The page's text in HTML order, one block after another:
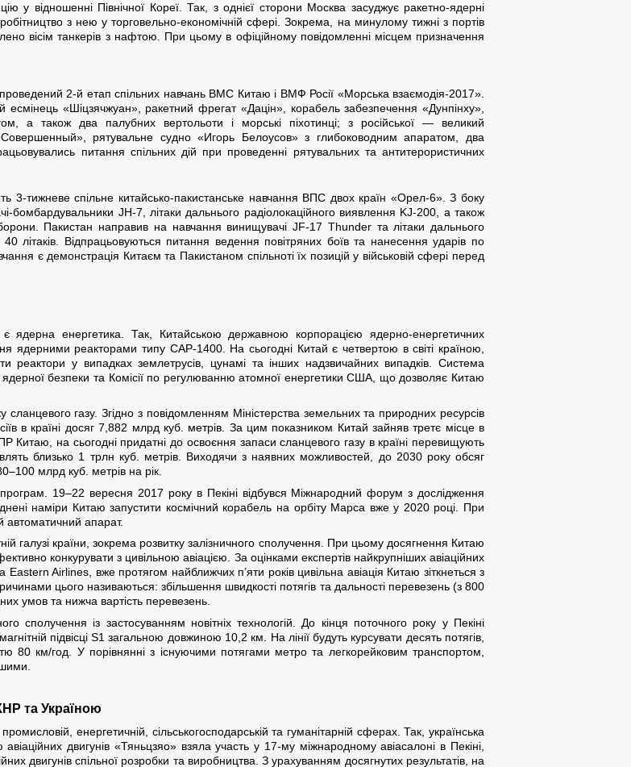
у відношенні Північної Кореї. Так, з однієї сторони Москва засуджує ракетно-ядерні
з нею у торговельно-економічній сфері. Зокрема, на минулому тижні з портів
вісім танкерів з нафтою. При цьому в офіційному повідомленні місцем призначення
2-й етап спільних навчань ВМС Китаю і ВМФ Росії «Морська взаємодія-2017».
есмінець «Шіцзячжуан», ракетний фрегат «Дацін», корабель забезпечення «Дунпінху»,
а також два палубних вертольоти і морські піхотинці; з російської — великий
рятувальне судно «Игорь Белоусов» з глибоководним апаратом, два
питання спільних дій при проведенні рятувальних та антитерористичних
3-тижневе спільне китайсько-пакистанське навчання ВПС двох країн «Орел-6». З боку
бомбардувальники JH-7, літаки дальнього радіолокаційного виявлення KJ-200, а також
Пакистан направив на навчання винищувачі JF-17 Thunder та літаки дальнього
літаків. Відпрацьовуються питання ведення повітряних боїв та нанесення ударів по
є демонстрація Китаєм та Пакистаном спільноті їх позицій у військовій сфері перед
ядерна енергетика. Так, Китайською державною корпорацією ядерно-енергетичних
ядерними реакторами типу САР-1400. На сьогодні Китай є четвертою в світі країною,
реактори у випадках землетрусів, цунамі та інших надзвичайних випадків. Система
безпеки та Комісії по регулюванню атомної енергетики США, що дозволяє Китаю
сланцевого газу. Згідно з повідомленням Міністерства земельних та природних ресурсів
в країні досяг 7,882 млрд куб. метрів. За цим показником Китай зайняв третє місце в
на сьогодні придатні до освоєння запаси сланцевого газу в країні перевищують
близько 1 трлн куб. метрів. Виходячи з наявних можливостей, до 2030 року обсяг
млрд куб. метрів на рік.
19–22 вересня 2017 року в Пекіні відбувся Міжнародний форум з дослідження
наміри Китаю запустити космічний корабель на орбіту Марса вже у 2020 році. При
апарат.
галузі країни, зокрема розвитку залізничного сполучення. При цьому досягнення Китаю
конкурувати з цивільною авіацією. За оцінками експертів найкрупніших авіаційних
Airlines, вже протягом найближчих п’яти років цивільна авіація Китаю зіткнеться з
цього називаються: збільшення швидкості потягів та дальності перевезень (з 800
умов та нижча вартість перевезень.
сполучення із застосуванням новітніх технологій. До кінця поточного року у Пекіні
підвісці S1 загальною довжиною 10,2 км. На лінії будуть курсувати десять потягів,
80 км/год. У порівнянні з існуючими потягами метро та легкорейковим транспортом,
та Україною
енергетичній, сільськогосподарській та гуманітарній сферах. Так, українська
двигунів «Тяньцзяо» взяла участь у 17-му міжнародному авіасалоні в Пекіні,
двигунів спільної розробки та виробництва. З урахуванням досягнутих результатів, на